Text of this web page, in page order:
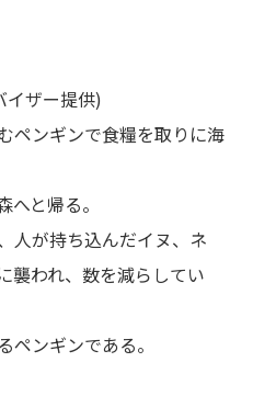
イザー提供)
ペンギンで食糧を取りに海
と帰る。
人が持ち込んだイヌ、ネ
襲われ、数を減らしてい
ペンギンである。